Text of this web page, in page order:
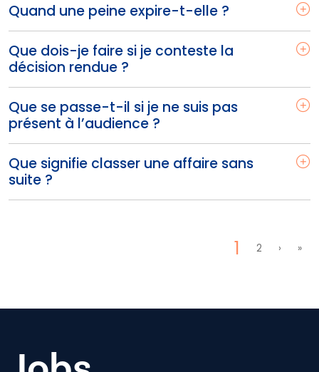
Quand une peine expire-t-elle ?
Que dois-je faire si je conteste la
décision rendue ?
Que se passe-t-il si je ne suis pas
présent à l’audience ?
Que signifie classer une affaire sans
suite ?
Page
1 Page
2 Page
› »